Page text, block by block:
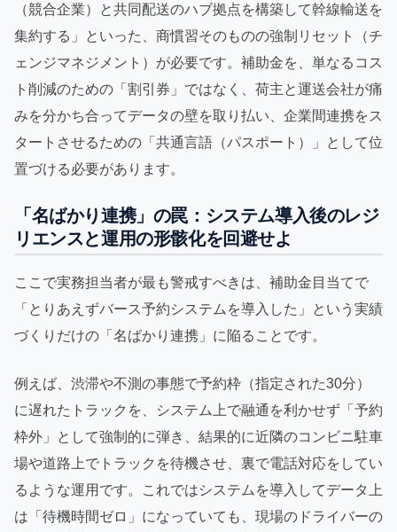
（競合企業）と共同配送のハブ拠点を構築して幹線輸送を
集約する」といった、商慣習そのものの強制リセット（チ
ェンジマネジメント）が必要です。補助金を、単なるコス
ト削減のための「割引券」ではなく、荷主と運送会社が痛
みを分かち合ってデータの壁を取り払い、企業間連携をス
タートさせるための「共通言語（パスポート）」として位
置づける必要があります。
「名ばかり連携」の罠：システム導入後のレジ
リエンスと運用の形骸化を回避せよ
ここで実務担当者が最も警戒すべきは、補助金目当てで
「とりあえずバース予約システムを導入した」という実績
づくりだけの「名ばかり連携」に陥ることです。
例えば、渋滞や不測の事態で予約枠（指定された30分）
に遅れたトラックを、システム上で融通を利かせず「予約
枠外」として強制的に弾き、結果的に近隣のコンビニ駐車
場や道路上でトラックを待機させ、裏で電話対応をしてい
るような運用です。これではシステムを導入してデータ上
は「待機時間ゼロ」になっていても、現場のドライバーの